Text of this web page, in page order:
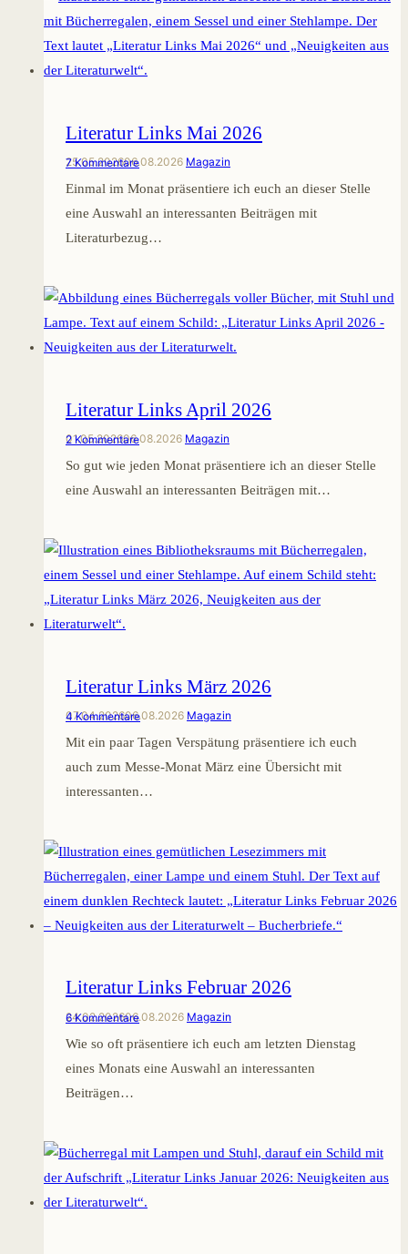
Literatur Links Mai 2026
25.05.202606.08.2026 Magazin
7 Kommentare
Einmal im Monat präsentiere ich euch an dieser Stelle
eine Auswahl an interessanten Beiträgen mit
Literaturbezug…
Literatur Links April 2026
01.05.202606.08.2026 Magazin
2 Kommentare
So gut wie jeden Monat präsentiere ich an dieser Stelle
eine Auswahl an interessanten Beiträgen mit…
Literatur Links März 2026
07.04.202606.08.2026 Magazin
4 Kommentare
Mit ein paar Tagen Verspätung präsentiere ich euch
auch zum Messe-Monat März eine Übersicht mit
interessanten…
Literatur Links Februar 2026
24.02.202606.08.2026 Magazin
6 Kommentare
Wie so oft präsentiere ich euch am letzten Dienstag
eines Monats eine Auswahl an interessanten
Beiträgen…